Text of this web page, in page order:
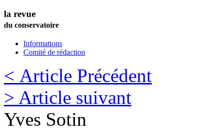
la revue
du conservatoire
Informations
Comité de rédaction
< Article Précédent
> Article suivant
Yves Sotin